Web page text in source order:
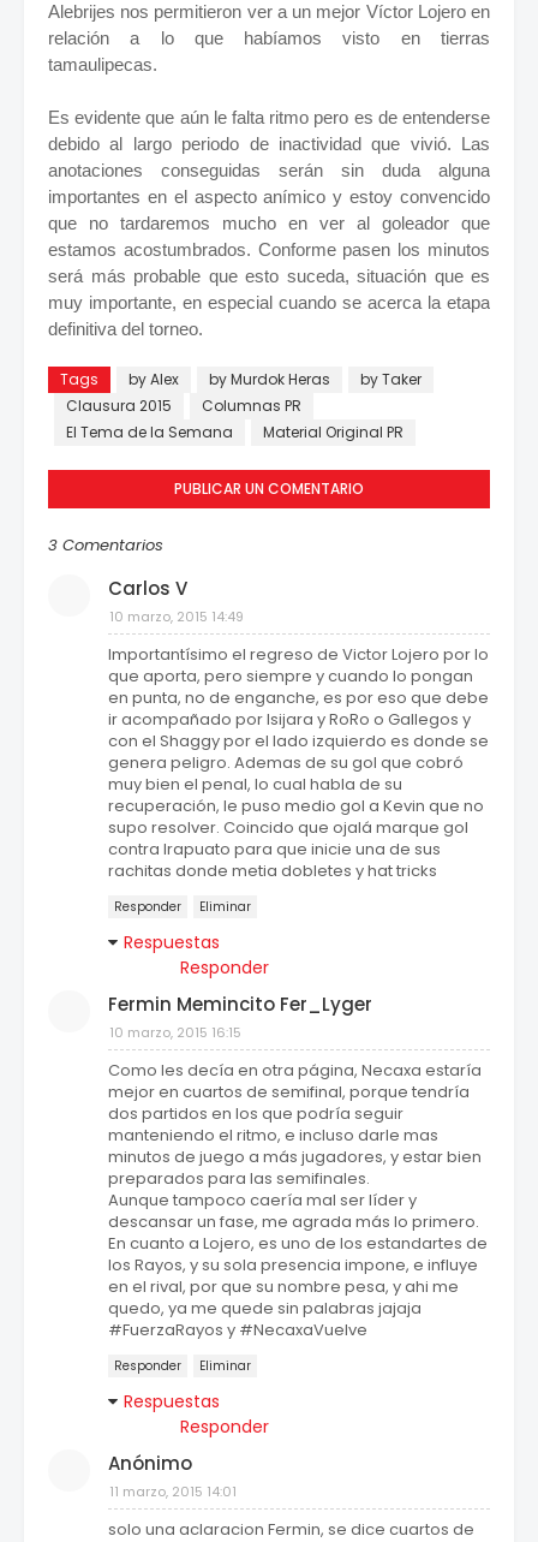
Alebrijes nos permitieron ver a un mejor Víctor Lojero en
relación a lo que habíamos visto en tierras
tamaulipecas.
Es evidente que aún le falta ritmo pero es de entenderse
debido al largo periodo de inactividad que vivió. Las
anotaciones conseguidas serán sin duda alguna
importantes en el aspecto anímico y estoy convencido
que no tardaremos mucho en ver al goleador que
estamos acostumbrados. Conforme pasen los minutos
será más probable que esto suceda, situación que es
muy importante, en especial cuando se acerca la etapa
definitiva del torneo.
Tags by Alex by Murdok Heras
by Taker
Clausura 2015
Columnas PR
El Tema de la Semana
Material Original PR
PUBLICAR UN COMENTARIO
3 Comentarios
Carlos V
10 marzo, 2015 14:49
Importantísimo el regreso de Victor Lojero por lo
que aporta, pero siempre y cuando lo pongan
en punta, no de enganche, es por eso que debe
ir acompañado por Isijara y RoRo o Gallegos y
con el Shaggy por el lado izquierdo es donde se
genera peligro. Ademas de su gol que cobró
muy bien el penal, lo cual habla de su
recuperación, le puso medio gol a Kevin que no
supo resolver. Coincido que ojalá marque gol
contra Irapuato para que inicie una de sus
rachitas donde metia dobletes y hat tricks
Responder Eliminar
Respuestas
Responder
Fermin Memincito Fer_Lyger
10 marzo, 2015 16:15
Como les decía en otra página, Necaxa estaría
mejor en cuartos de semifinal, porque tendría
dos partidos en los que podría seguir
manteniendo el ritmo, e incluso darle mas
minutos de juego a más jugadores, y estar bien
preparados para las semifinales.
Aunque tampoco caería mal ser líder y
descansar un fase, me agrada más lo primero.
En cuanto a Lojero, es uno de los estandartes de
los Rayos, y su sola presencia impone, e influye
en el rival, por que su nombre pesa, y ahi me
quedo, ya me quede sin palabras jajaja
#FuerzaRayos y #NecaxaVuelve
Responder Eliminar
Respuestas
Responder
Anónimo
11 marzo, 2015 14:01
solo una aclaracion Fermin, se dice cuartos de